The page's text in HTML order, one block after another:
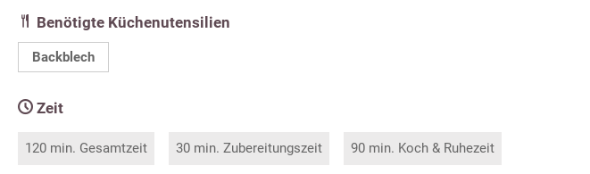
Benötigte Küchenutensilien
Backblech
Zeit
120 min. Gesamtzeit 30 min. Zubereitungszeit 90 min. Koch & Ruhezeit